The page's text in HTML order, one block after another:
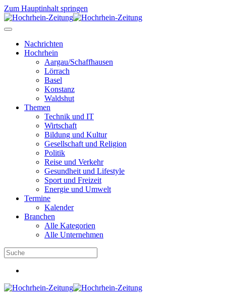
Zum Hauptinhalt springen
Nachrichten
Hochrhein
Aargau/Schaffhausen
Lörrach
Basel
Konstanz
Waldshut
Themen
Technik und IT
Wirtschaft
Bildung und Kultur
Gesellschaft und Religion
Politik
Reise und Verkehr
Gesundheit und Lifestyle
Sport und Freizeit
Energie und Umwelt
Termine
Kalender
Branchen
Alle Kategorien
Alle Unternehmen